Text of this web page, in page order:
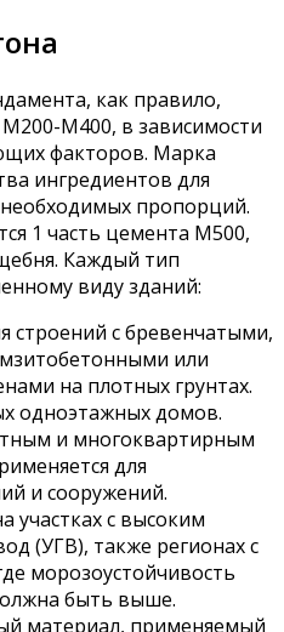
как правило,
М400, в зависимости
факторов. Марка
ингредиентов для
пропорций.
1 часть цемента М500,
Каждый тип
виду зданий:
строений с бревенчатыми,
или
на плотных грунтах.
одноэтажных домов.
и многоквартирным
для
и сооружений.
участках с высоким
(УГВ), также регионах с
морозоустойчивость
быть выше.
материал, применяемый